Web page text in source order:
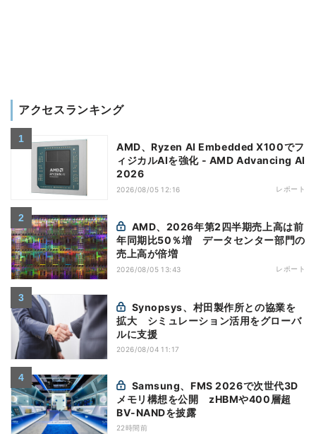
アクセスランキング
AMD、Ryzen AI Embedded X100でフ
ィジカルAIを強化 - AMD Advancing AI
2026
2026/08/05 12:16 レポート
年同期比50％増 データセンター部門の
売上高が倍増
2026/08/05 13:43 レポート
拡大 シミュレーション活用をグローバ
ルに支援
2026/08/04 11:17
メモリ構想を公開 zHBMや400層超
BV-NANDを披露
22時間前